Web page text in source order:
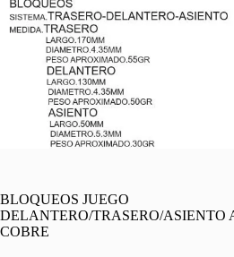
BLOQUEOS JUEGO
DELANTERO/TRASERO/ASIENTO
COBRE